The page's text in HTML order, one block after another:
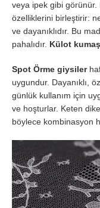
veya ipek gibi
özelliklerini birleştirir:
ve dayanıklıdır. Bu
pahalıdır. Külot
Spot Örme giysiler
uygundur. Dayanıklı,
günlük kullanım için
ve hoşturlar. Keten
böylece kombinasyon